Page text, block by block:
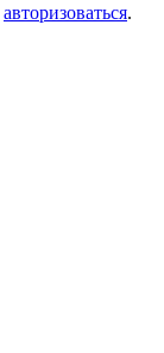
авторизоваться.